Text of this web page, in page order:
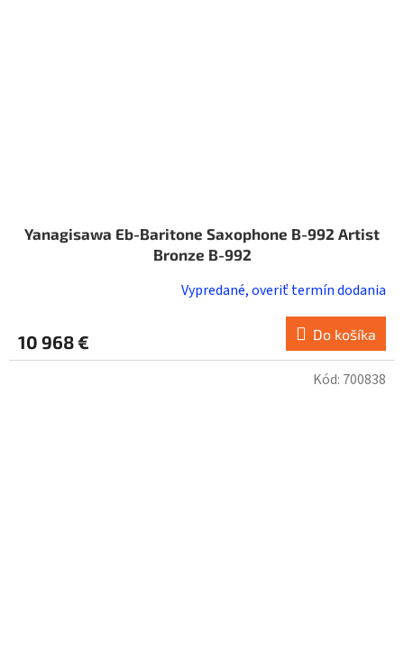
Yanagisawa Eb-Baritone Saxophone B-992 Artist
Bronze B-992
Vypredané, overiť termín dodania
10 968 € Do košíka
Kód: 700838